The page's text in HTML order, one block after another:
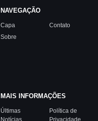
NAVEGAÇÃO
Capa
Sobre
Contato
MAIS INFORMAÇÕES
Últimas
Notícias
Política de
Privacidade